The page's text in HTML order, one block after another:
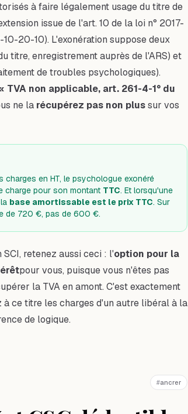
à faire légalement usage du titre de
issue de l'art. 10 de la loi n° 2017-
20-10). L'exonération suppose deux
titre, enregistrement auprès de l'ARS) et
de troubles psychologiques).
TVA non applicable, art. 261-4-1° du
ne la récupérez pas non plussur vos
en HT, le psychologue exonéré
charge pour son montant TTC. Et lorsqu'une
base amortissable est le prix TTC. Sur
de 720 €, pas de 600 €.
retenez aussi ceci : l'option pour la
pour vous, puisque vous n'êtes pas
la TVA en amont. C'est exactement
à ce titre les charges d'un autre libéral à la
de logique.
#ancrer